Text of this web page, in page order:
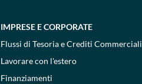
IMPRESE E CORPORATE
Flussi di Tesoria e Crediti Commerciali
Lavorare con l'estero
Finanziamenti